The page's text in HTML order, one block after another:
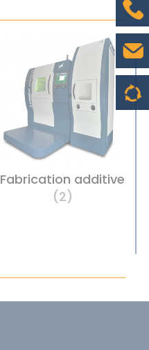
Fabrication additive
(2)